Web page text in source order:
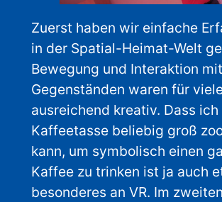
Zuerst haben wir einfache
in der Spatial-Heimat-Welt
Bewegung und Interaktion mit
Gegenständen waren für
ausreichend kreativ. Dass ich
Kaffeetasse beliebig groß
kann, um symbolisch einen
Kaffee zu trinken ist ja auch
besonderes an VR. Im